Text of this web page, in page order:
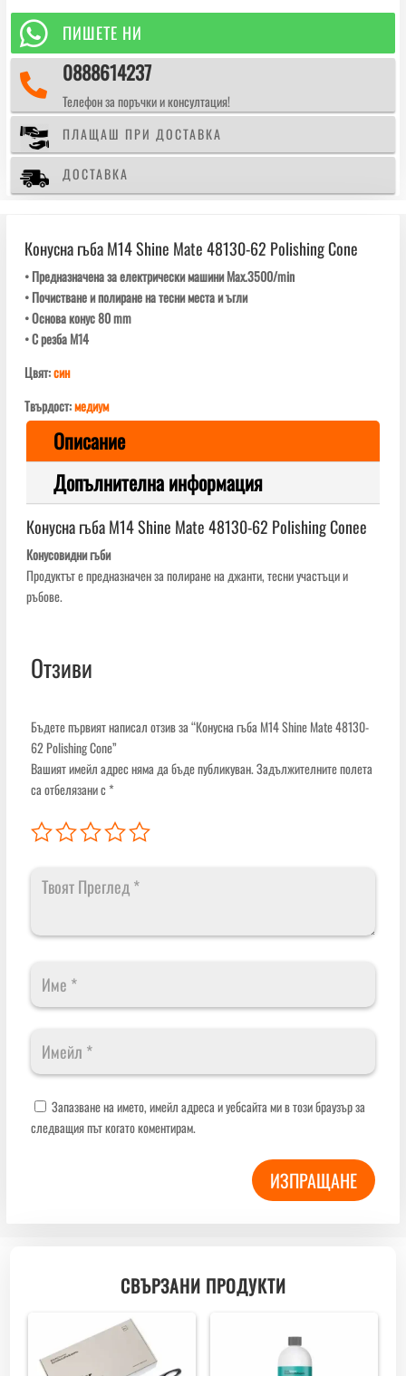
Mate
48130-
Polishing
 ПИШЕТЕ НИ
 0888614237
Телефон за поръчки и консултация!
ПЛАЩАШ ПРИ ДОСТАВКА
ДОСТАВКА
Конусна гъба М14 Shine Mate 48130-62 Polishing Cone
• Предназначена за електрически машини Max.3500/min
• Почистване и полиране на тесни места и ъгли
• Основа конус 80 mm
• С резба М14
Цвят:син
Твърдост:медиум
Описание
Допълнителна информация
Конусна гъба М14 Shine Mate 48130-62 Polishing Conee
Конусовидни гъби
Продуктът е предназначен за полиране на джанти, тесни участъци и
ръбове.
Отзиви
Бъдете първият написал отзив за “Конусна гъба М14 Shine Mate 48130-
62 Polishing Cone”
Вашият имейл адрес няма да бъде публикуван.Задължителните полета
са отбелязани с*
Запазване на името, имейл адреса и уебсайта ми в този браузър за
следващия път когато коментирам.
ИЗПРАЩАНЕ
СВЪРЗАНИ ПРОДУКТИ